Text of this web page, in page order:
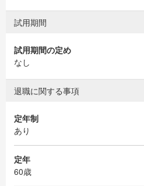
試用期間
試用期間の定め
なし
退職に関する事項
定年制
あり
定年
60歳